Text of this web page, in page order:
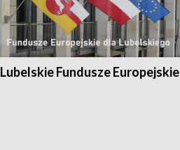
Lubelskie Fundusze Europejskie